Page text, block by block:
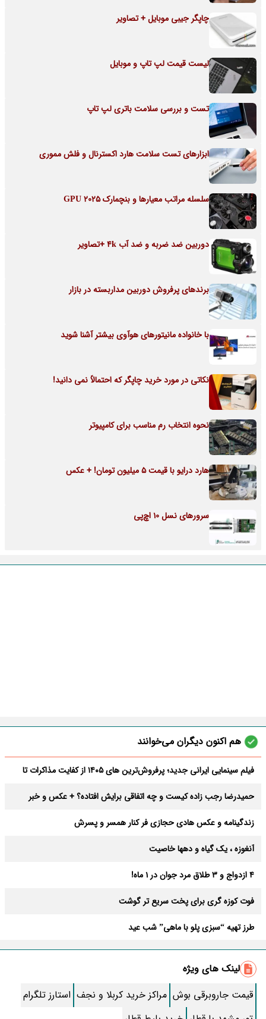
چاپگر جیبی موبایل + تصاویر
لیست قیمت لپ تاپ و موبایل
تست و بررسی سلامت باتری لپ تاپ
ابزارهای تست سلامت هارد اکسترنال و فلش مموری
سلسله مراتب معیارها و بنچمارک GPU 2025
دوربین ضد ضربه و ضد آب 4k +تصاویر
برندهای پرفروش دوربین مداربسته در بازار
با خانواده مانیتورهای هوآوی بیشتر آشنا شوید
نکاتی در مورد خرید چاپگر که احتمالاً نمی‌ دانید!
نحوه انتخاب رم مناسب برای کامپیوتر
هارد درایو با قیمت 5 میلیون تومان! + عکس
سرورهای نسل 10 اچ‌پی
هم اکنون دیگران می‌خوانند
فیلم سینمایی ایرانی جدید؛ پرفروش‌ترین های ۱۴۰۵ از کفایت مذاکرات تا
حمیدرضا رجب‌ زاده کیست و چه اتفاقی برایش افتاده؟ + عکس و خبر
زندگینامه و عکس هادی حجازی فر کنار همسر و پسرش
آنغوزه ، یک گیاه و دهها خاصیت
4 ازدواج و 3 طلاق مرد جوان در 1 ماه!
فوت کوزه گری برای پخت سریع تر گوشت
طرز تهیه “سبزی پلو با ماهی” شب عید
ساعت کاری اداره پست و تحویل انواع مرسولات پستی
ترفند بزرگ نشدن عکس پروفایل اینستاگرام در آیفون و اندروید+ آموزش
تصویری
طرز تهیه “سالاد سزار” به همراه سس مخصوص
لینک های ویژه
قیمت جاروبرقی بوش مراکز خرید کربلا و نجف استارز تلگرام